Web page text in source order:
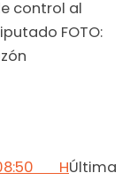
control al
FOTO:
HÚltima